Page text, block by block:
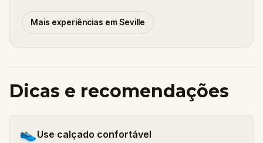
Mais experiências em Seville
Dicas e recomendações
👟Use calçado confortável